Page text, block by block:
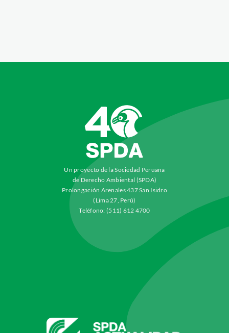
Un proyecto de la Sociedad Peruana
de Derecho Ambiental (SPDA)
Prolongación Arenales 437 San Isidro
(Lima 27, Perú)
Teléfono: (511) 612 4700